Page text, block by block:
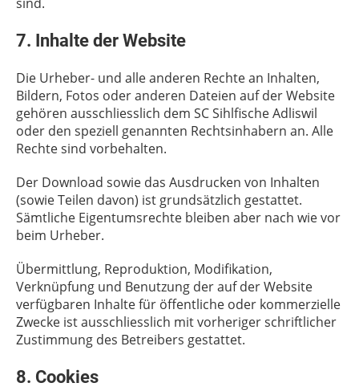
7. Inhalte der Website
Die Urheber- und alle anderen Rechte an Inhalten,
Bildern, Fotos oder anderen Dateien auf der Website
gehören ausschliesslich dem SC Sihlfische Adliswil
oder den speziell genannten Rechtsinhabern an. Alle
Rechte sind vorbehalten.
Der Download sowie das Ausdrucken von Inhalten
(sowie Teilen davon) ist grundsätzlich gestattet.
Sämtliche Eigentumsrechte bleiben aber nach wie vor
beim Urheber.
Übermittlung, Reproduktion, Modifikation,
Verknüpfung und Benutzung der auf der Website
verfügbaren Inhalte für öffentliche oder kommerzielle
Zwecke ist ausschliesslich mit vorheriger schriftlicher
Zustimmung des Betreibers gestattet.
8. Cookies